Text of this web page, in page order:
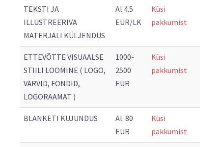
TEKSTI JA
ILLUSTREERIVA
MATERJALI KÜLJENDUS
Al 4.5
EUR/LK
Küsi
pakkumist
ETTEVÕTTE VISUAALSE
STIILI LOOMINE ( LOGO,
VÄRVID, FONDID,
LOGORAAMAT )
1000-
2500
EUR
Küsi
pakkumist
BLANKETI KUJUNDUS
Al. 80
EUR
Küsi
pakkumist